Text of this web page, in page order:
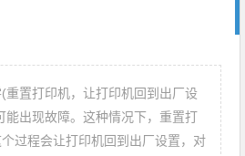
重置打印机，让打印机回到出厂设
能出现故障。这种情况下，重置打
过程会让打印机回到出厂设置，对